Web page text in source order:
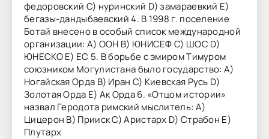
федоровский С) нуринский D) замараевкий Е)
бегазы-дандыбаевский 4. В 1998 г. поселение
Ботай внесено в особый список международной
организации: А) ООН В) ЮНИСЕФ С) ШОС D)
ЮНЕСКО Е) ЕС 5. В борьбе с эмиром Тимуром
союзником Могулистана было государство: А)
Ногайская Орда В) Иран С) Киевская Русь D)
Золотая Орда Е) Ак Орда 6. «Отцом истории»
назвал Геродота римский мыслитель: А)
Цицерон В) Прииск С) Аристарх D) Страбон Е)
Плутарх